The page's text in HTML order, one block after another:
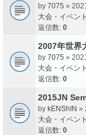
by 7075 »
大会・イベン
返信数: 0
2007年世界
by 7075 »
大会・イベン
返信数: 0
2015JN
by kENShIN »
大会・イベン
返信数: 0